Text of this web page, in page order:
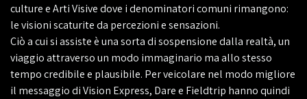
culture e Arti Visive dove i denominatori comuni rimangono:
le visioni scaturite da percezioni e sensazioni.
Ciò a cui si assiste è una sorta di sospensione dalla realtà, un
viaggio attraverso un modo immaginario ma allo stesso
tempo credibile e plausibile. Per veicolare nel modo migliore
il messaggio di Vision Express, Dare e Fieldtrip hanno quindi